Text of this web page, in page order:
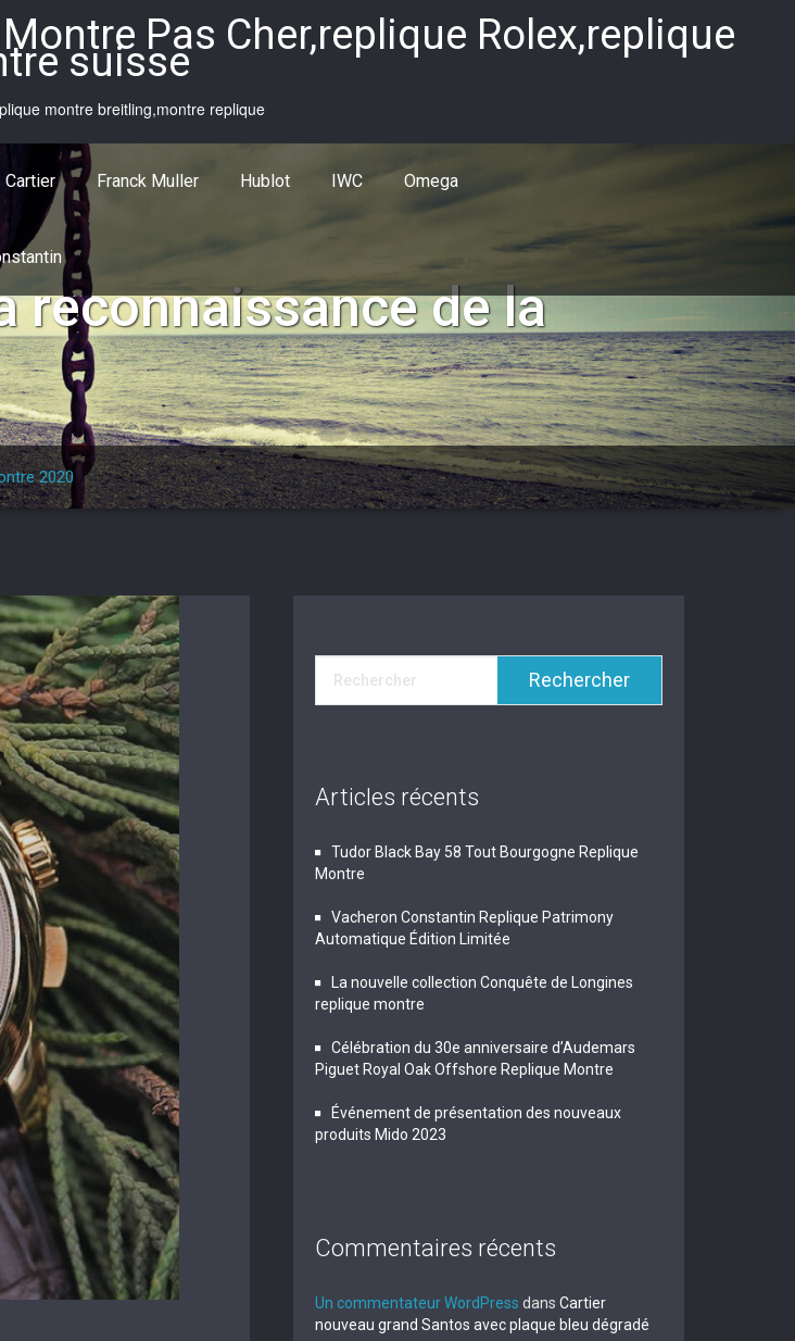
Pas Cher,replique Rolex,replique
suisse
montre breitling,montre replique
Cartier Franck Muller Hublot IWC Omega
reconnaissance de la
2020
Articles récents
Tudor Black Bay 58 Tout Bourgogne Replique
Montre
Vacheron Constantin Replique Patrimony
Automatique Édition Limitée
La nouvelle collection Conquête de Longines
replique montre
Célébration du 30e anniversaire d’Audemars
Piguet Royal Oak Offshore Replique Montre
Événement de présentation des nouveaux
produits Mido 2023
Commentaires récents
Un commentateur WordPress dans Cartier
nouveau grand Santos avec plaque bleu dégradé